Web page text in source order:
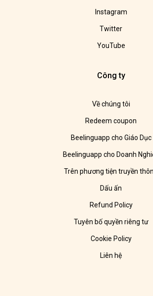
Instagram
Twitter
YouTube
Công ty
Về chúng tôi
Redeem coupon
Beelinguapp cho Giáo Dục
Beelinguapp cho Doanh
Trên phương tiện truyền
Dấu ấn
Refund Policy
Tuyên bố quyền riêng tư
Cookie Policy
Liên hệ